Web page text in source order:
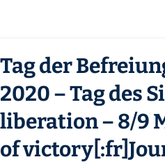
Tag der
2020 – Tag des
liberation – 8/9
of